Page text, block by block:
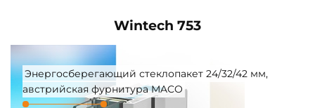
Wintech 753
Энергосберегающий стеклопакет 24/32/42 мм,
австрийская фурнитура MACO